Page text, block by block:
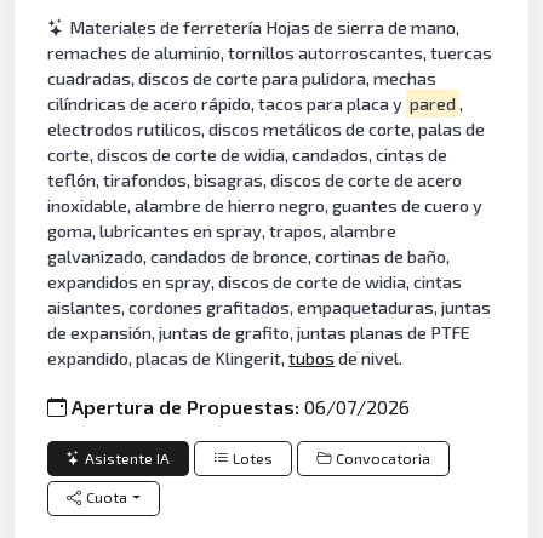
Materiales de ferretería Hojas de sierra de mano,
remaches de aluminio, tornillos autorroscantes, tuercas
cuadradas, discos de corte para pulidora, mechas
cilíndricas de acero rápido, tacos para placa y pared,
electrodos rutilicos, discos metálicos de corte, palas de
corte, discos de corte de widia, candados, cintas de
teflón, tirafondos, bisagras, discos de corte de acero
inoxidable, alambre de hierro negro, guantes de cuero y
goma, lubricantes en spray, trapos, alambre
galvanizado, candados de bronce, cortinas de baño,
expandidos en spray, discos de corte de widia, cintas
aislantes, cordones grafitados, empaquetaduras, juntas
de expansión, juntas de grafito, juntas planas de PTFE
expandido, placas de Klingerit,tubos de nivel.
Apertura de Propuestas:06/07/2026
Asistente IA Lotes Convocatoria
Cuota